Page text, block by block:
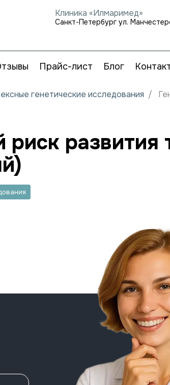
Клиника «Илмаримед»
Санкт-Петербург ул.
Прайс-лист Блог
генетические исследования
риск